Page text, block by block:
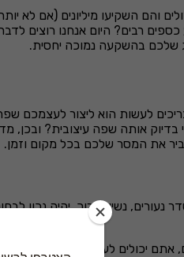
והם השקיעו מיליונים (אם
רבים? היום אנחנו רוצים
שלכם בהשקעה נמוכה יחסית.
לעשות הוא ליצור לעצמכם
אותה שפה עיצובית? ובכן,
את המסר שלכם בכל מקום וזמן.
נשיות ורוך, יהיה נכון
אתם יכולים לעשות בהם שימוש